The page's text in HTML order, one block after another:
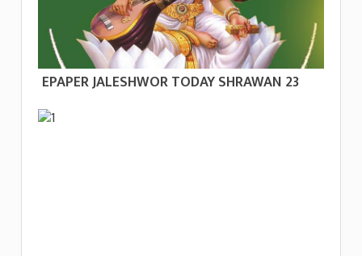
EPAPER JALESHWOR TODAY SHRAWAN 23